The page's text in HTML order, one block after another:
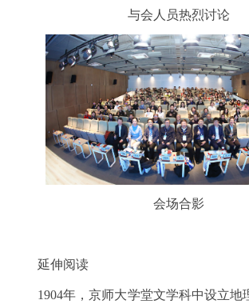
与会人员热烈讨论
会场合影
延伸阅读
1904年，京师大学堂文学科中设立地